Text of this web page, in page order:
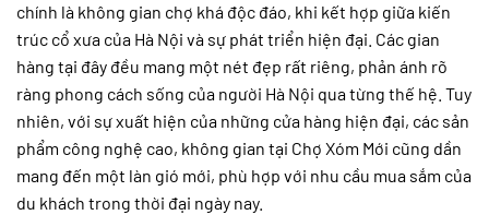
chính là không gian chợ khá độc đáo, khi kết hợp giữa kiến
trúc cổ xưa của Hà Nội và sự phát triển hiện đại. Các gian
hàng tại đây đều mang một nét đẹp rất riêng, phản ánh rõ
ràng phong cách sống của người Hà Nội qua từng thế hệ. Tuy
nhiên, với sự xuất hiện của những cửa hàng hiện đại, các sản
phẩm công nghệ cao, không gian tại Chợ Xóm Mới cũng dần
mang đến một làn gió mới, phù hợp với nhu cầu mua sắm của
du khách trong thời đại ngày nay.